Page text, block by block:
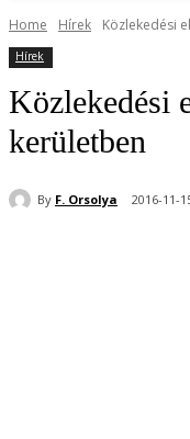
Home Hírek Közlekedési
Hírek
Közlekedési
kerületben
By F. Orsolya 2016-11-